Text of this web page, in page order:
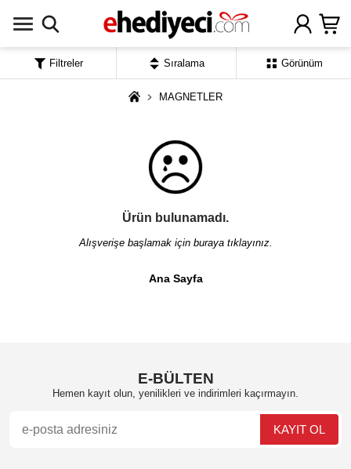
MAGNETLER
Ürün bulunamadı.
Alışverişe başlamak için buraya tıklayınız.
Ana Sayfa
E-BÜLTEN
Hemen kayıt olun, yenilikleri ve indirimleri kaçırmayın.
Filtreler Sıralama Görünüm